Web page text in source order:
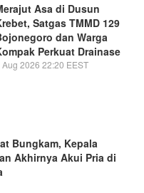
Asa di Dusun
Satgas TMMD 129
dan Warga
Perkuat Drainase
Aug 2026 22:20 EEST
Bungkam, Kepala
Akhirnya Akui Pria di